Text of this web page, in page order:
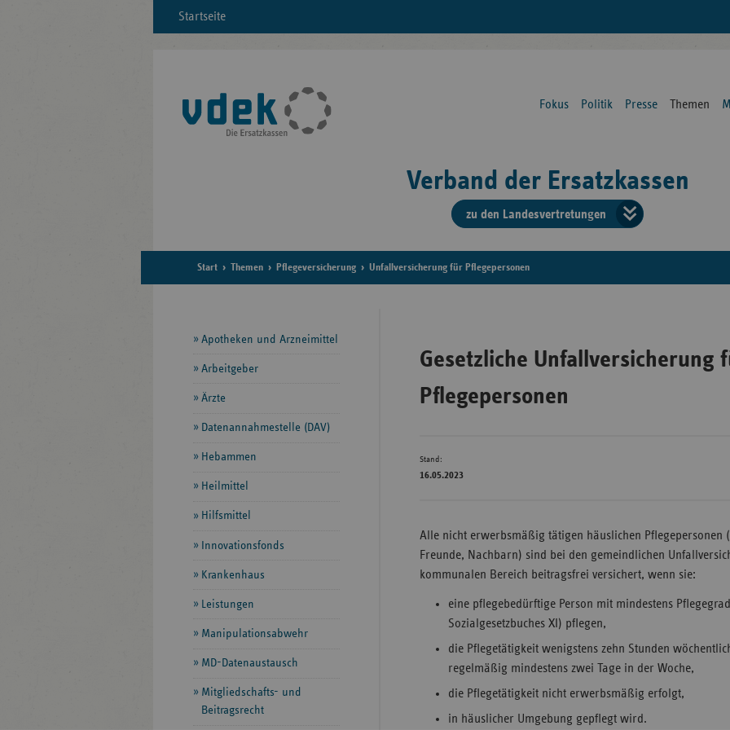
Startseite
Fokus Politik Presse Themen
Verband der Ersatzkassen
zu den Landesvertretungen
der
Hessen
Start Themen Pflegeversicherung Unfallversicherung für Pflegepersonen
Gesetzliche Unfallversicherung
Pflegepersonen
Stand:
16.05.2023
Alle nicht erwerbsmäßig tätigen häuslichen Pflegepersonen
Freunde, Nachbarn) sind bei den gemeindlichen
kommunalen Bereich beitragsfrei versichert, wenn sie:
eine pflegebedürftige Person mit mindestens
Sozialgesetzbuches XI) pflegen,
die Pflegetätigkeit wenigstens zehn Stunden
regelmäßig mindestens zwei Tage in der Woche,
die Pflegetätigkeit nicht erwerbsmäßig erfolgt,
in häuslicher Umgebung gepflegt wird.
Seitennavigation
Apotheken und Arzneimittel
Arbeitgeber
Ärzte
Datenannahmestelle (DAV)
Hebammen
Heilmittel
Hilfsmittel
Innovationsfonds
Krankenhaus
Leistungen
Manipulationsabwehr
MD-Datenaustausch
Mitgliedschafts- und
Beitragsrecht